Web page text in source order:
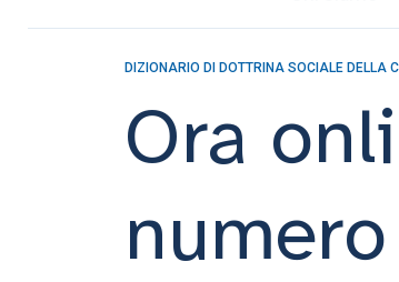
DIZIONARIO DI DOTTRINA SOCIALE DELLA
Ora